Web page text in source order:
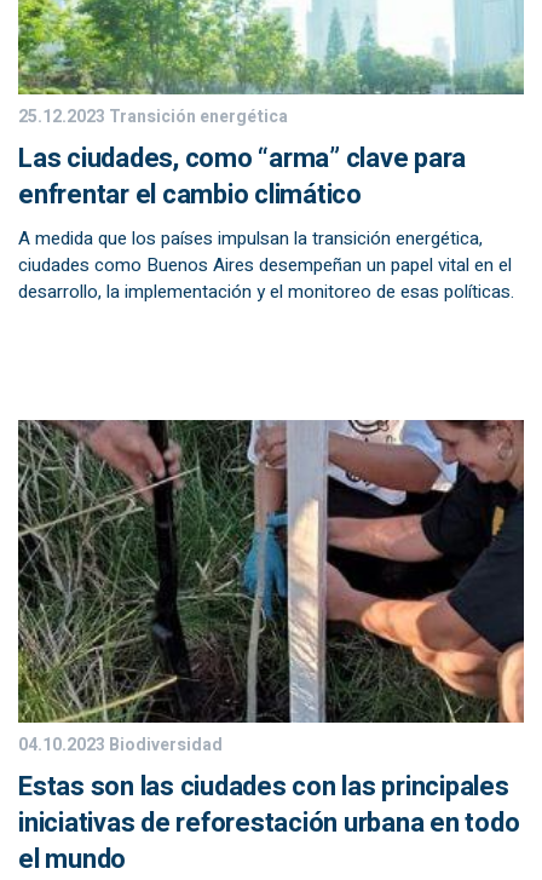
25.12.2023 Transición energética
Las ciudades, como “arma” clave para
enfrentar el cambio climático
A medida que los países impulsan la transición energética,
ciudades como Buenos Aires desempeñan un papel vital en el
desarrollo, la implementación y el monitoreo de esas políticas.
04.10.2023 Biodiversidad
Estas son las ciudades con las principales
iniciativas de reforestación urbana en todo
el mundo